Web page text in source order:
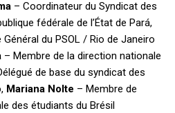
– Coordinateur du Syndicat des
fédérale de l’État de Pará,
du PSOL / Rio de Janeiro
– Membre de la direction nationale
de base du syndicat des
Mariana Nolte – Membre de
des étudiants du Brésil